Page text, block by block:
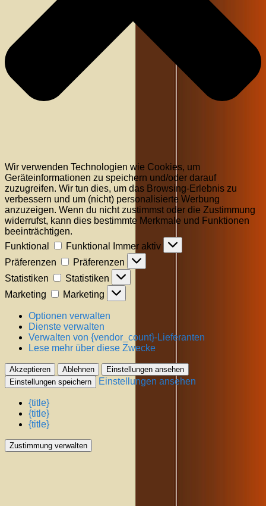
Wir verwenden Technologien wie Cookies, um
Geräteinformationen zu speichern und/oder darauf
zuzugreifen. Wir tun dies, um das Browsing-Erlebnis zu
verbessern und um (nicht) personalisierte Werbung
anzuzeigen. Wenn du nicht zustimmst oder die Zustimmung
widerrufst, kann dies bestimmte Merkmale und Funktionen
beeinträchtigen.
Funktional
Funktional
Immer aktiv
Präferenzen
Präferenzen
Statistiken
Statistiken
Marketing
Marketing
Optionen verwalten
Dienste verwalten
Verwalten von {vendor_count}-Lieferanten
Lese mehr über diese Zwecke
Akzeptieren Ablehnen
Einstellungen ansehen
Einstellungen speichern
Einstellungen ansehen
{title}
{title}
{title}
Zustimmung verwalten